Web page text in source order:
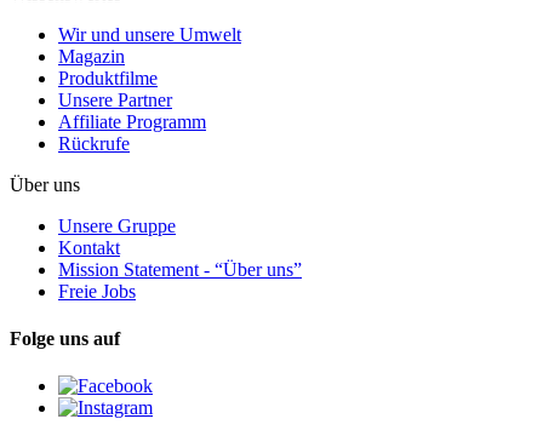
Wir und unsere Umwelt
Magazin
Produktfilme
Unsere Partner
Affiliate Programm
Rückrufe
Über uns
Unsere Gruppe
Kontakt
Mission Statement - “Über uns”
Freie Jobs
Folge uns auf